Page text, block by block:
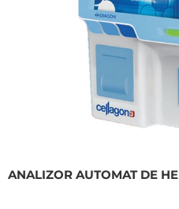
ANALIZOR AUTOMAT DE